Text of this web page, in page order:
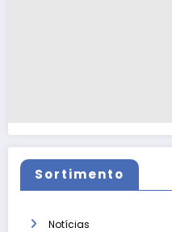
Sortimento
Notícias